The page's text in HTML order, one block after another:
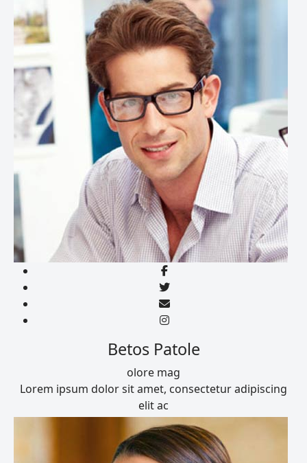
Betos Patole
olore mag
Lorem ipsum dolor sit amet, consectetur adipiscing
elit ac